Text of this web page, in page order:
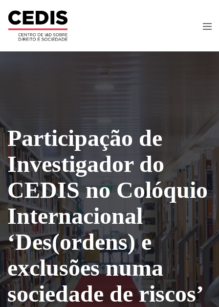
Participação de
Investigador do
CEDIS no Colóquio
Internacional
‘Des(ordens) e
exclusões numa
sociedade de riscos’